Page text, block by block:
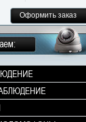
Оформить заказ